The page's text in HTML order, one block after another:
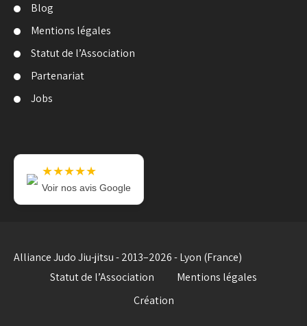
Blog
Mentions légales
Statut de l’Association
Partenariat
Jobs
★★★★★
Voir nos avis Google
Alliance Judo Jiu-jitsu - 2013–2026 - Lyon (France)
Statut de l’Association
Mentions légales
Création